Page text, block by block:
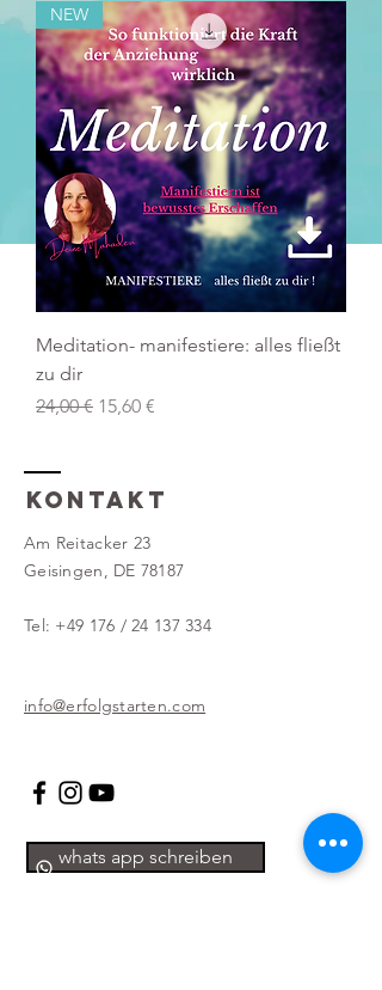
NEW
Meditation- manifestiere: alles fließt
zu dir
Prezzo regolare
24,00 € Prezzo scontato
15,60 €
Kontakt
Am Reitacker 23
Geisingen, DE 78187
Tel: +49 176 /24 137 334
info@erfolgstarten.com
whats app schreiben